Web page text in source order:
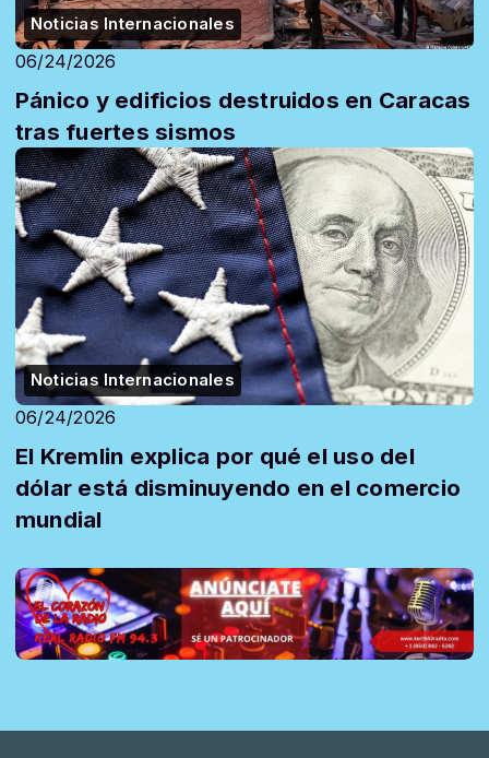
Noticias Internacionales
06/24/2026
Pánico y edificios destruidos en Caracas
tras fuertes sismos
Noticias Internacionales
06/24/2026
El Kremlin explica por qué el uso del
dólar está disminuyendo en el comercio
mundial